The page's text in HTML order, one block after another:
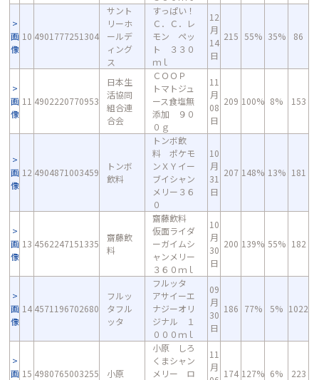
画
像
10 4901777251304
サント
リーホ
ールデ
ィング
ス
すっぱい！
Ｃ．Ｃ．レ
モン ペッ
ト ３３０
ｍｌ
12
月
14
日
215 55% 35% 86
画
像
11 4902220770953
日本生
活協同
組合連
合会
ＣＯＯＰ
トマトジュ
ース食塩無
添加 ９０
０ｇ
11
月
08
日
209 100% 8% 153
画
像
12 4904871003459
トンボ
飲料
トンボ飲
料 ポケモ
ンＸＹイー
ブイシャン
メリー３６
０
10
月
31
日
207 148% 13% 181
画
像
13 4562247151335
齋藤飲
料
齋藤飲料
仮面ライダ
ーガイムシ
ャンメリー
３６０ｍｌ
10
月
30
日
200 139% 55% 182
画
像
14 4571196702680
フルッ
タフル
ッタ
フルッタ
アサイーエ
ナジーオリ
ジナル １
０００ｍｌ
09
月
30
日
186 77% 5% 1022
画 15 4980765003255 小原
小原 しろ
くまシャン
メリー ロ
11
月
174 127% 6% 223